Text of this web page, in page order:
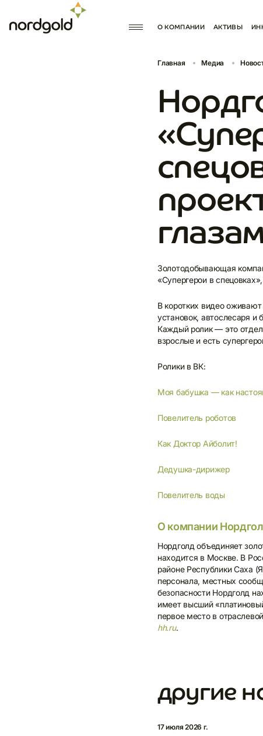
О КОМПАНИИ
КОРПОРАТИВНОЕ
АКТИВЫ
ПРОЕКТЫ
Главная Медиа
Золотодобывающая
«Супергерои в
В коротких видео
установок, автослесаря
Каждый ролик — это
взрослые и есть
Ролики в ВК:
Моя бабушка — как
Повелитель роботов
Как Доктор Айболит!
Дедушка-дирижер
Повелитель воды
О компании
Нордголд объединяет
находится в Москве. В
районе Республики Саха
персонала, местных
безопасности Нордголд
имеет высший
первое место в
hh.ru.
другие
17 июля 2026 г.